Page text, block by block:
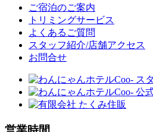
ご宿泊のご案内
トリミングサービス
よくあるご質問
スタッフ紹介/店舗アクセス
お問合せ